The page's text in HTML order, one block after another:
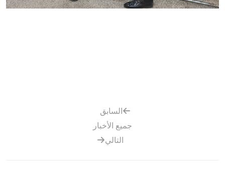
السابق
جميع الأخبار
التالي